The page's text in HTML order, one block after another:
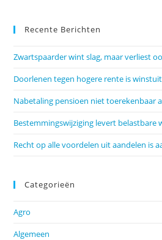
Recente Berichten
Zwartspaarder wint slag, maar verliest
Doorlenen tegen hogere rente is
Nabetaling pensioen niet toerekenbaar
Bestemmingswijziging levert belastbare
Recht op alle voordelen uit aandelen is
Categorieën
Agro
Algemeen